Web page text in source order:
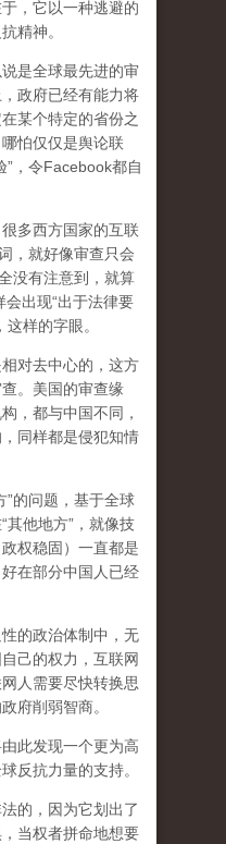
，它以一种逃避的
精神。
是全球最先进的审
政府已经有能力将
某个特定的省份之
哪怕仅仅是舆论联
”，令Facebook都自
多西方国家的互联
，就好像审查只会
没有注意到， 就算
出现“出于法律要
样的字眼。
对去中心的，这方
。美国的审查缘
，都与中国不同，
同样都是侵犯知情
”的问题，基于全球
其他地方”，就像技
权稳固）一直都是
在部分中国人已经
的政治体制中，无
己的权力，互联网
人需要尽快转换思
府削弱智商。
此发现一个更为高
反抗力量的支持。
的，因为它划出了
当权者拼命地想要